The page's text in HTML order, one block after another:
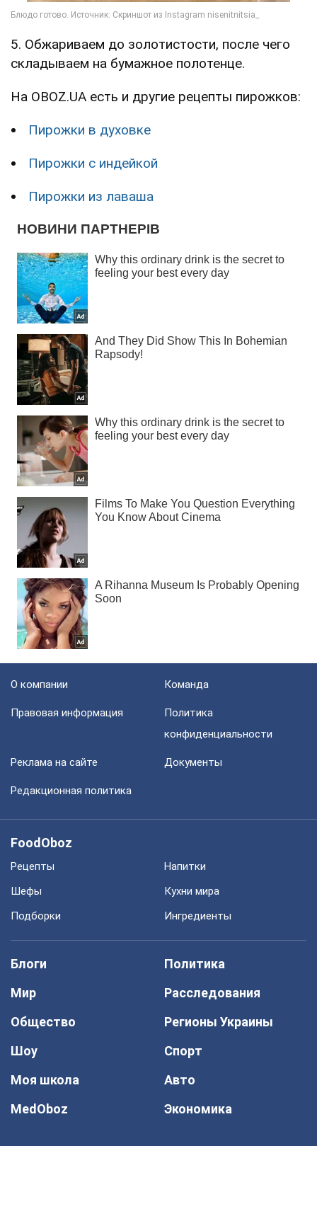
5. Обжариваем до золотистости, после чего
складываем на бумажное полотенце.
На OBOZ.UA есть и другие рецепты пирожков:
Пирожки в духовке
Пирожки с индейкой
Пирожки из лаваша
О компании Команда
Правовая информация
Политика
конфиденциальности
Реклама на сайте Документы
Редакционная политика
FoodOboz
Рецепты
Напитки
Шефы
Кухни мира
Подборки
Ингредиенты
Блоги
Политика
Мир
Расследования
Общество
Регионы Украины
Шоу
Спорт
Моя школа
Авто
MedOboz
Экономика